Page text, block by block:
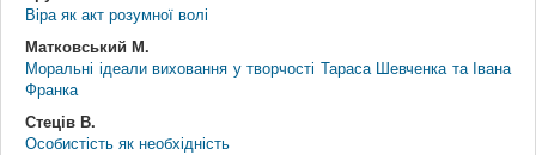
Віра як акт розумної волі
Матковський М.
Моральні ідеали виховання у творчості Тараса Шевченка та Івана
Франка
Стеців В.
Особистість як необхідність